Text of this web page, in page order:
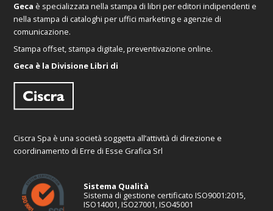
Geca è specializzata nella stampa di libri per editori indipendenti e
nella stampa di cataloghi per uffici marketing e agenzie di
comunicazione.
Stampa offset, stampa digitale, preventivazione online.
Geca è la Divisione Libri di
Ciscra Spa è una società soggetta all’attività di direzione e
coordinamento di Erre di Esse Grafica Srl
Sistema Qualità
Sistema di gestione certificato ISO9001:2015,
ISO14001, ISO27001, ISO45001